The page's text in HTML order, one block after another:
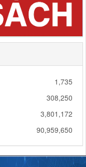
1,735
308,250
3,801,172
90,959,650